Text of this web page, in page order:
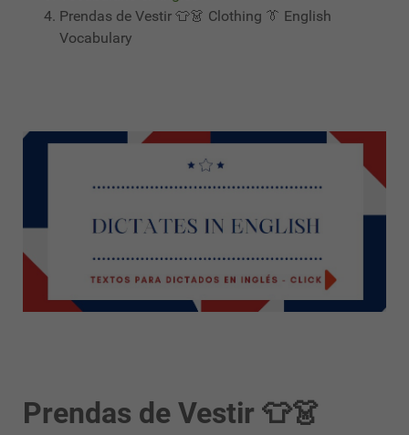
Prendas de Vestir 👕👗 Clothing 👔 English
Vocabulary
Prendas de Vestir 👕👗